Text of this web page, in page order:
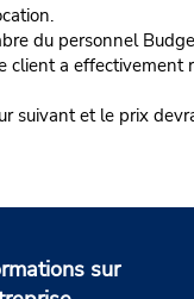
du personnel
client a
suivant et le prix
sur